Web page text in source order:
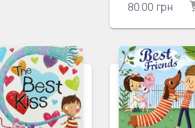
80.00 грн